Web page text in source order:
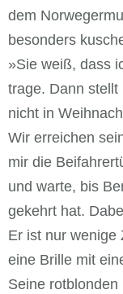
dem
besonders
»Sie weiß, dass
trage. Dann
nicht in
Wir erreichen
mir die
und warte, bis
gekehrt hat.
Er ist nur wenige
eine Brille mit
Seine